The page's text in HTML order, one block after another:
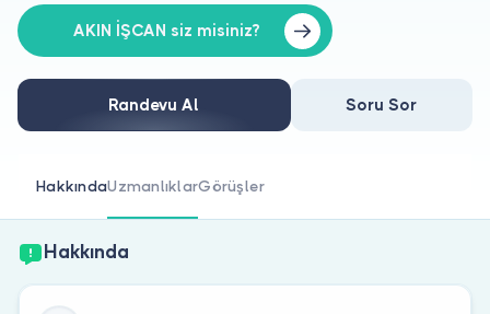
Doktorlar için
Doktor musunuz?
AKIN İŞCAN siz misiniz?
Randevu Al Soru Sor
HakkındaUzmanlıklarGörüşler
Hakkında